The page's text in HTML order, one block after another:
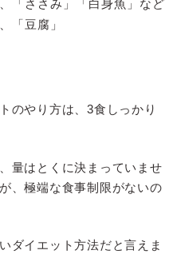
「ささみ」「白身魚」など
「豆腐」
のやり方は、3食しっかり
量はとくに決まっていませ
、極端な食事制限がないの
ダイエット方法だと言えま